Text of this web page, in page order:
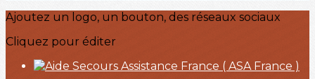
Ajoutez un logo, un bouton, des réseaux sociaux
Cliquez pour éditer